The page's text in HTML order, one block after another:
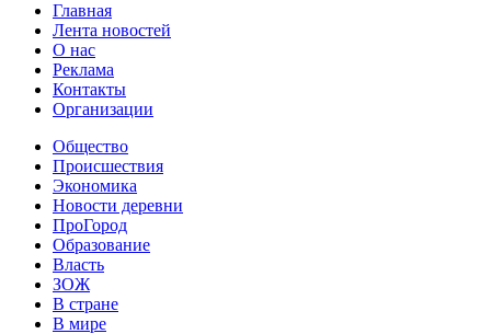
Главная
Лента новостей
О нас
Реклама
Контакты
Организации
Общество
Происшествия
Экономика
Новости деревни
ПроГород
Образование
Власть
ЗОЖ
В стране
В мире